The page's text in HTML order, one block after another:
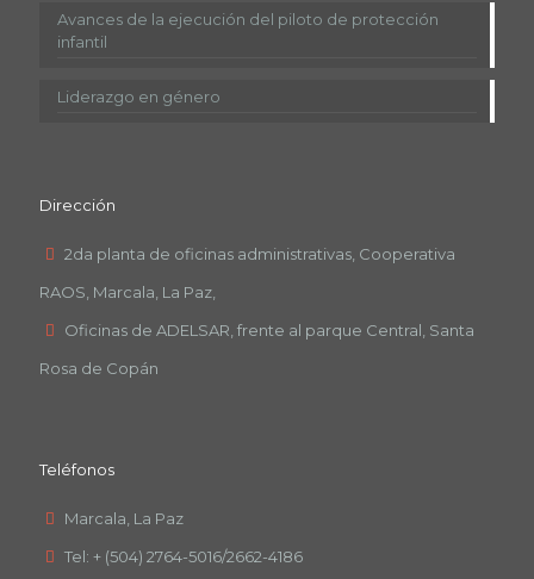
Avances de la ejecución del piloto de protección
infantil
Liderazgo en género
Dirección
2da planta de oficinas administrativas, Cooperativa
RAOS, Marcala, La Paz,
Oficinas de ADELSAR, frente al parque Central, Santa
Rosa de Copán
Teléfonos
Marcala, La Paz
Tel: + (504) 2764-5016/2662-4186